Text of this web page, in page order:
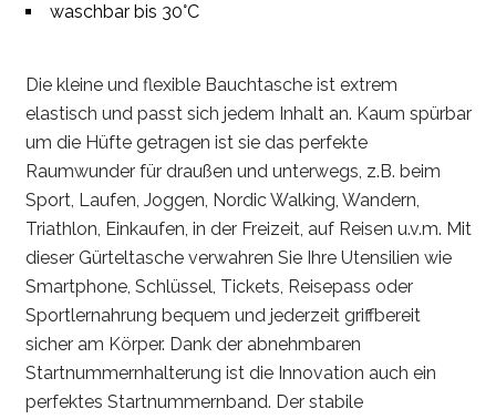
waschbar bis 30°C
Die kleine und flexible Bauchtasche ist extrem
elastisch und passt sich jedem Inhalt an. Kaum spürbar
um die Hüfte getragen ist sie das perfekte
Raumwunder für draußen und unterwegs, z.B. beim
Sport, Laufen, Joggen, Nordic Walking, Wandern,
Triathlon, Einkaufen, in der Freizeit, auf Reisen u.v.m. Mit
dieser Gürteltasche verwahren Sie Ihre Utensilien wie
Smartphone, Schlüssel, Tickets, Reisepass oder
Sportlernahrung bequem und jederzeit griffbereit
sicher am Körper. Dank der abnehmbaren
Startnummernhalterung ist die Innovation auch ein
perfektes Startnummernband. Der stabile